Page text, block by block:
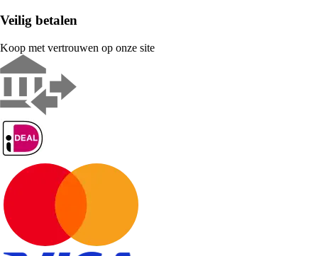
Veilig betalen
Koop met vertrouwen op onze site